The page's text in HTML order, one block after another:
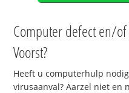
Computer defect en/
Voorst?
Heeft u computerhulp
virusaanval? Aarzel niet en